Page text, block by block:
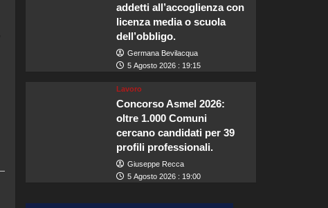
addetti all’accoglienza con
licenza media o scuola
dell’obbligo.
Germana Bevilacqua
5 Agosto 2026 : 19:15
Lavoro
Concorso Asmel 2026:
oltre 1.000 Comuni
cercano candidati per 39
profili professionali.
Giuseppe Recca
5 Agosto 2026 : 19:00